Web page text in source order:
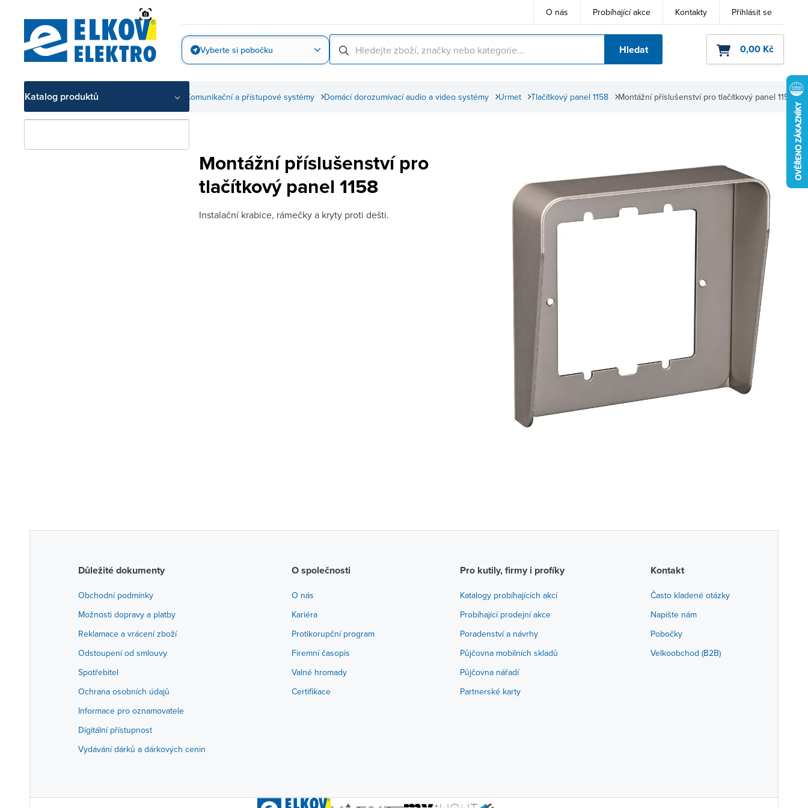
O nás Probíhající akce Kontakty Přihlásit se
Vyberte si pobočku Hledat 0,00 Kč
Katalog produktů Montážní příslušenství pro tlačítkový panel 1158
Tlačítkový panel 1158
Urmet
Domácí dorozumívací audio a video systémy
Komunikační a přístupové systémy
Slaboproudé technologie
Montážní příslušenství pro
tlačítkový panel 1158
Instalační krabice, rámečky a kryty proti dešti.
Důležité dokumenty
Obchodní podmínky
Možnosti dopravy a platby
Reklamace a vrácení zboží
Odstoupení od smlouvy
Spotřebitel
Ochrana osobních údajů
Informace pro oznamovatele
Digitální přístupnost
Vydávání dárků a dárkových cenin
O společnosti
O nás
Kariéra
Protikorupční program
Firemní časopis
Valné hromady
Certifikace
Pro kutily, firmy i profíky
Katalogy probíhajících akcí
Probíhající prodejní akce
Poradenství a návrhy
Půjčovna mobilních skladů
Půjčovna nářadí
Partnerské karty
Kontakt
Často kladené otázky
Napište nám
Pobočky
Velkoobchod (B2B)